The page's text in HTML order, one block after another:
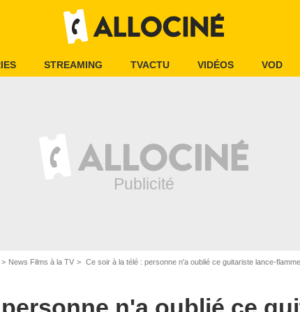
STREAMING TVACTU VIDÉOS VOD
News Films à la TV Ce soir à la télé : personne n'a oublié ce guitariste lance-